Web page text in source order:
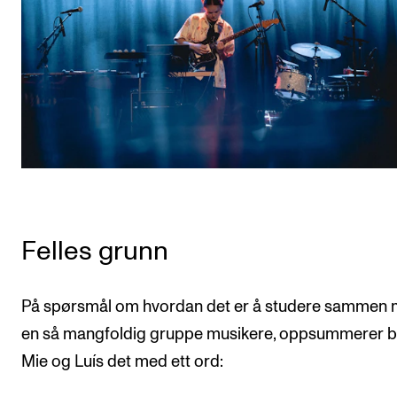
Felles grunn
På spørsmål om hvordan det er å studere sammen
en så mangfoldig gruppe musikere, oppsummerer
Mie og Luís det med ett ord: